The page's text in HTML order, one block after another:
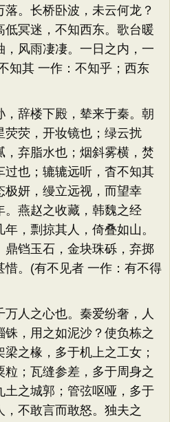
。长桥卧波，未云何龙？
冥迷，不知西东。歌台暖
风雨凄凄。一日之内，一
知其 一作：不知乎；西东
辞楼下殿，辇来于秦。朝
荧荧，开妆镜也；绿云扰
弃脂水也；烟斜雾横，焚
过也；辘辘远听，杳不知其
极妍，缦立远视，而望幸
。燕赵之收藏，韩魏之经
，剽掠其人，倚叠如山。
鼎铛玉石，金块珠砾，弃掷
惜。(有不见者 一作：有不得
人之心也。秦爱纷奢，人
，用之如泥沙？使负栋之
之椽，多于机上之工女；
；瓦缝参差，多于周身之
土之城郭；管弦呕哑，多于
不敢言而敢怒。独夫之